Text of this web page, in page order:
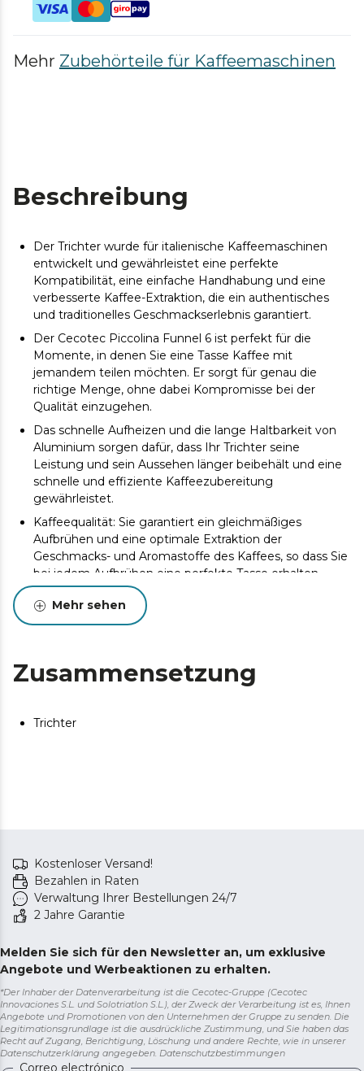
Mehr Zubehörteile für Kaffeemaschinen
Beschreibung
Der Trichter wurde für italienische Kaffeemaschinen
entwickelt und gewährleistet eine perfekte
Kompatibilität, eine einfache Handhabung und eine
verbesserte Kaffee-Extraktion, die ein authentisches
und traditionelles Geschmackserlebnis garantiert.
Der Cecotec Piccolina Funnel 6 ist perfekt für die
Momente, in denen Sie eine Tasse Kaffee mit
jemandem teilen möchten. Er sorgt für genau die
richtige Menge, ohne dabei Kompromisse bei der
Qualität einzugehen.
Das schnelle Aufheizen und die lange Haltbarkeit von
Aluminium sorgen dafür, dass Ihr Trichter seine
Leistung und sein Aussehen länger beibehält und eine
schnelle und effiziente Kaffeezubereitung
gewährleistet.
Kaffeequalität: Sie garantiert ein gleichmäßiges
Aufbrühen und eine optimale Extraktion der
Geschmacks- und Aromastoffe des Kaffees, so dass Sie
bei jedem Aufbrühen eine perfekte Tasse erhalten.
Mehr sehen
Zusammensetzung
Trichter
Kostenloser Versand!
Bezahlen in Raten
Verwaltung Ihrer Bestellungen 24/7
2 Jahre Garantie
Melden Sie sich für den Newsletter an, um exklusive
Angebote und Werbeaktionen zu erhalten.
*Der Inhaber der Datenverarbeitung ist die Cecotec-Gruppe (Cecotec
Innovaciones S.L. und Solotriatlon S.L.), der Zweck der Verarbeitung ist es, Ihnen
Angebote und Promotionen von den Unternehmen der Gruppe zu senden. Die
Legitimationsgrundlage ist die ausdrückliche Zustimmung, und Sie haben das
Recht auf Zugang, Berichtigung, Löschung und andere Rechte, wie in unserer
Datenschutzerklärung angegeben. Datenschutzbestimmungen
Correo electrónico